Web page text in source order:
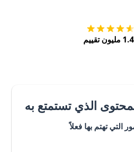
تقييم
الذي تستمتع به
التي تهتم بها فعلاً